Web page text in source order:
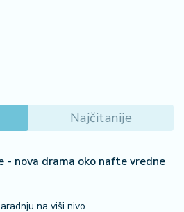
Najčitanije
- nova drama oko nafte vredne
na viši nivo